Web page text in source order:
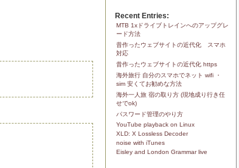
Recent Entries:
MTB 1xドライブトレインへのアップグレ
ード方法
昔作ったウェブサイトの近代化 スマホ
対応
昔作ったウェブサイトの近代化 https
海外旅行 自分のスマホでネット wifi ・
sim 安くてお勧めな方法
海外一人旅 宿の取り方 (現地成り行き任
せでok)
パスワード管理のやり方
YouTube playback on Linux
XLD: X Lossless Decoder
noise with iTunes
Eisley and London Grammar live